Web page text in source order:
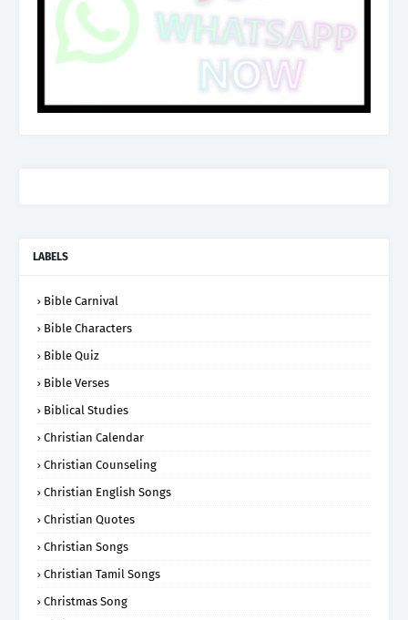
LABELS
Bible Carnival
Bible Characters
Bible Quiz
Bible Verses
Biblical Studies
Christian Calendar
Christian Counseling
Christian English Songs
Christian Quotes
Christian Songs
Christian Tamil Songs
Christmas Song